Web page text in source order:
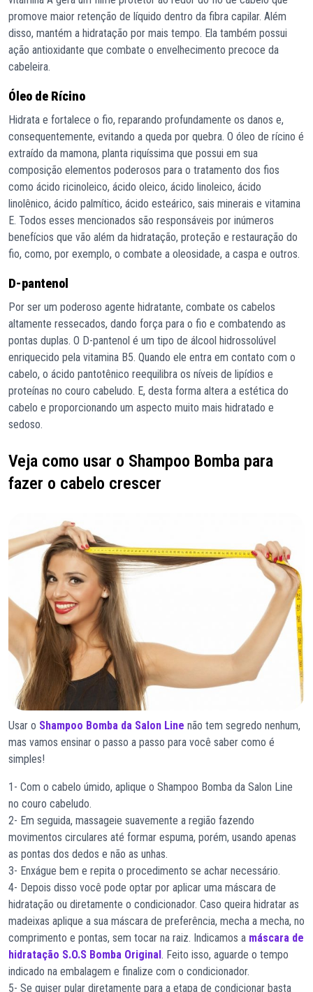
promove maior retenção de líquido dentro da fibra capilar. Além
disso, mantém a hidratação por mais tempo. Ela também possui
ação antioxidante que combate o envelhecimento precoce da
cabeleira.
Óleo de Rícino
Hidrata e fortalece o fio, reparando profundamente os danos e,
consequentemente, evitando a queda por quebra. O óleo de rícino é
extraído da mamona, planta riquíssima que possui em sua
composição elementos poderosos para o tratamento dos fios
como ácido ricinoleico, ácido oleico, ácido linoleico, ácido
linolênico, ácido palmítico, ácido esteárico, sais minerais e vitamina
E. Todos esses mencionados são responsáveis por inúmeros
benefícios que vão além da hidratação, proteção e restauração do
fio, como, por exemplo, o combate a oleosidade, a caspa e outros.
D-pantenol
Por ser um poderoso agente hidratante, combate os cabelos
altamente ressecados, dando força para o fio e combatendo as
pontas duplas. O D-pantenol é um tipo de álcool hidrossolúvel
enriquecido pela vitamina B5. Quando ele entra em contato com o
cabelo, o ácido pantotênico reequilibra os níveis de lipídios e
proteínas no couro cabeludo. E, desta forma altera a estética do
cabelo e proporcionando um aspecto muito mais hidratado e
sedoso.
Veja como usar o Shampoo Bomba para
fazer o cabelo crescer
Usar o Shampoo Bomba da Salon Line não tem segredo nenhum,
mas vamos ensinar o passo a passo para você saber como é
simples!
1- Com o cabelo úmido, aplique o Shampoo Bomba da Salon Line
no couro cabeludo.
2- Em seguida, massageie suavemente a região fazendo
movimentos circulares até formar espuma, porém, usando apenas
as pontas dos dedos e não as unhas.
3- Enxágue bem e repita o procedimento se achar necessário.
4- Depois disso você pode optar por aplicar uma máscara de
hidratação ou diretamente o condicionador. Caso queira hidratar as
madeixas aplique a sua máscara de preferência, mecha a mecha, no
comprimento e pontas, sem tocar na raiz. Indicamos a máscara de
hidratação S.O.S Bomba Original. Feito isso, aguarde o tempo
indicado na embalagem e finalize com o condicionador.
5- Se quiser pular diretamente para a etapa de condicionar basta